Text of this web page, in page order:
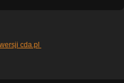
cda.pl